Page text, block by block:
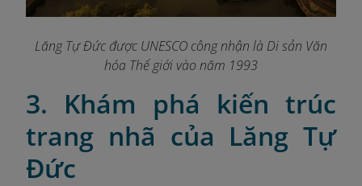
Lăng Tự Đức được UNESCO công nhận là Di sản Văn
hóa Thế giới vào năm 1993
3. Khám phá kiến trúc
trang nhã của Lăng Tự
Đức